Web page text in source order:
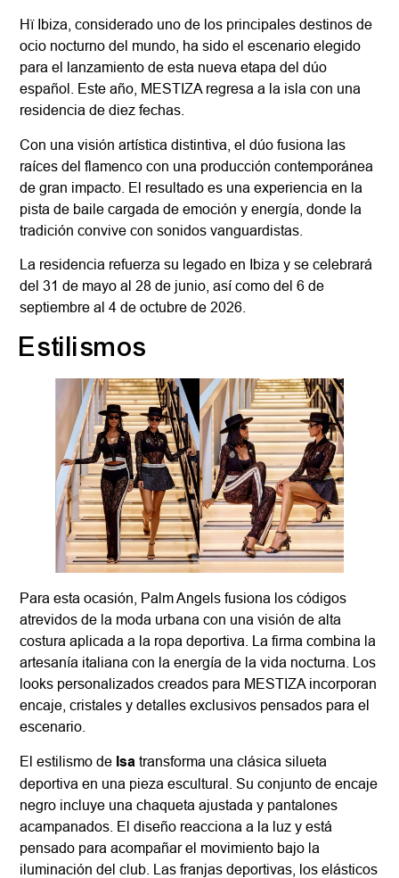
Hï Ibiza, considerado uno de los principales destinos de
ocio nocturno del mundo, ha sido el escenario elegido
para el lanzamiento de esta nueva etapa del dúo
español. Este año, MESTIZA regresa a la isla con una
residencia de diez fechas.
Con una visión artística distintiva, el dúo fusiona las
raíces del flamenco con una producción contemporánea
de gran impacto. El resultado es una experiencia en la
pista de baile cargada de emoción y energía, donde la
tradición convive con sonidos vanguardistas.
La residencia refuerza su legado en Ibiza y se celebrará
del 31 de mayo al 28 de junio, así como del 6 de
septiembre al 4 de octubre de 2026.
Estilismos
Para esta ocasión, Palm Angels fusiona los códigos
atrevidos de la moda urbana con una visión de alta
costura aplicada a la ropa deportiva. La firma combina la
artesanía italiana con la energía de la vida nocturna. Los
looks personalizados creados para MESTIZA incorporan
encaje, cristales y detalles exclusivos pensados para el
escenario.
El estilismo de Isa transforma una clásica silueta
deportiva en una pieza escultural. Su conjunto de encaje
negro incluye una chaqueta ajustada y pantalones
acampanados. El diseño reacciona a la luz y está
pensado para acompañar el movimiento bajo la
iluminación del club. Las franjas deportivas, los elásticos